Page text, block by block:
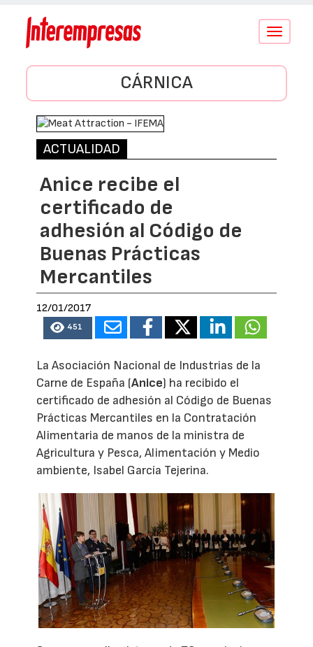
Conmutar
CÁRNICA
ACTUALIDAD
Anice recibe el
certificado de
adhesión al Código de
Buenas Prácticas
Mercantiles
12/01/2017
451
La Asociación Nacional de Industrias de la
Carne de España (Anice) ha recibido el
certificado de adhesión al Código de Buenas
Prácticas Mercantiles en la Contratación
Alimentaria de manos de la ministra de
Agricultura y Pesca, Alimentación y Medio
ambiente, Isabel García Tejerina.